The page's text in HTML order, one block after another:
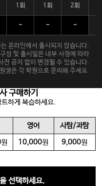
1회 1회 2회
- - -
온라인에서 출시되지 않습니다.
성 및 출시일은 내부 사정에 따라
전 공지 없이 변경될 수 있습니다.
생은 각 학원으로 문의해 주세요.
영어
사탐/과탐
원 10,000원 9,000원
선택하세요.